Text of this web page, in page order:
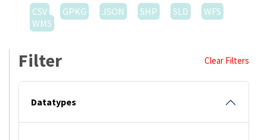
CSV
GPKG JSON SHP SLD
WFS
WMS
Filter Clear Filters
Datatypes